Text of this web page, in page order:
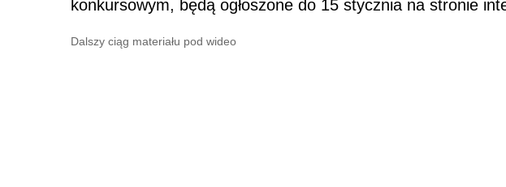
konkursowym, będą ogłoszone do 15 stycznia na stronie
Dalszy ciąg materiału pod wideo